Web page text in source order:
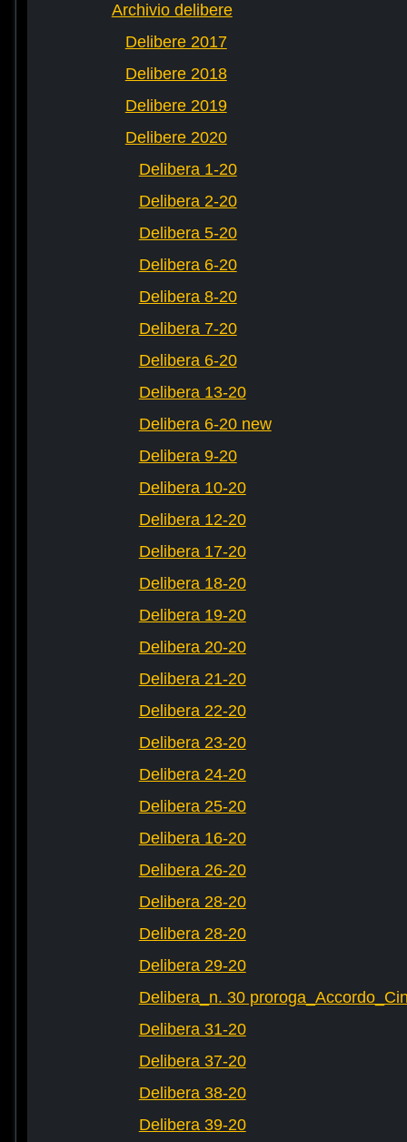
Archivio delibere
Delibere 2017
Delibere 2018
Delibere 2019
Delibere 2020
Delibera 1-20
Delibera 2-20
Delibera 5-20
Delibera 6-20
Delibera 8-20
Delibera 7-20
Delibera 6-20
Delibera 13-20
Delibera 6-20 new
Delibera 9-20
Delibera 10-20
Delibera 12-20
Delibera 17-20
Delibera 18-20
Delibera 19-20
Delibera 20-20
Delibera 21-20
Delibera 22-20
Delibera 23-20
Delibera 24-20
Delibera 25-20
Delibera 16-20
Delibera 26-20
Delibera 28-20
Delibera 28-20
Delibera 29-20
Delibera_n. 30
Delibera 31-20
Delibera 37-20
Delibera 38-20
Delibera 39-20